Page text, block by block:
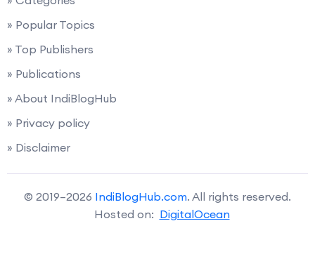
» Popular Topics
» Top Publishers
» Publications
» About IndiBlogHub
» Privacy policy
» Disclaimer
© 2019–2026 IndiBlogHub.com. All rights reserved.
Hosted on: DigitalOcean